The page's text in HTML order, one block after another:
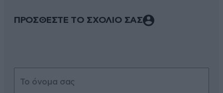
ΠΡΟΣΘΕΣΤΕ ΤΟ ΣΧΟΛΙΟ ΣΑΣ